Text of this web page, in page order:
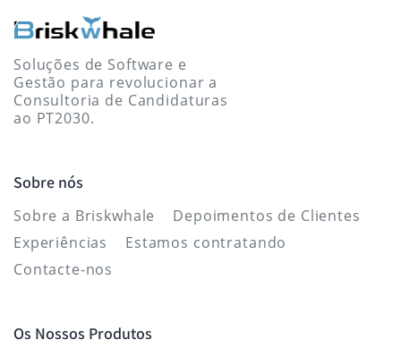
Soluções de Software e
Gestão para revolucionar a
Consultoria de Candidaturas
ao PT2030.
Sobre nós
Sobre a Briskwhale
Depoimentos de Clientes
Experiências
Estamos contratando
Contacte-nos
Os Nossos Produtos